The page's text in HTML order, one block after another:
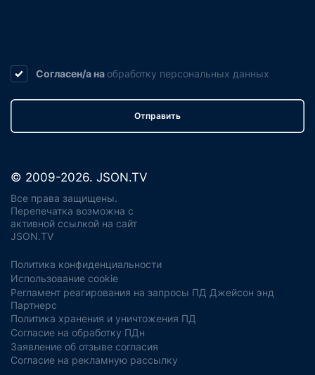
Согласен/а на обработку персональных данных
Отправить
© 2009-2026. JSON.TV
Все права защищены.
Перепечатка возможна с
активной ссылкой на сайт
JSON.TV
Политика конфиденциальности
Использование cookie
Регламент реагирования на запросы ПД Джейсон энд
Партнерс
Политика хранения и уничтожения ПД
Согласие на обработку ПДн
Заявление об отзыве согласия
Согласие на рекламную рассылку